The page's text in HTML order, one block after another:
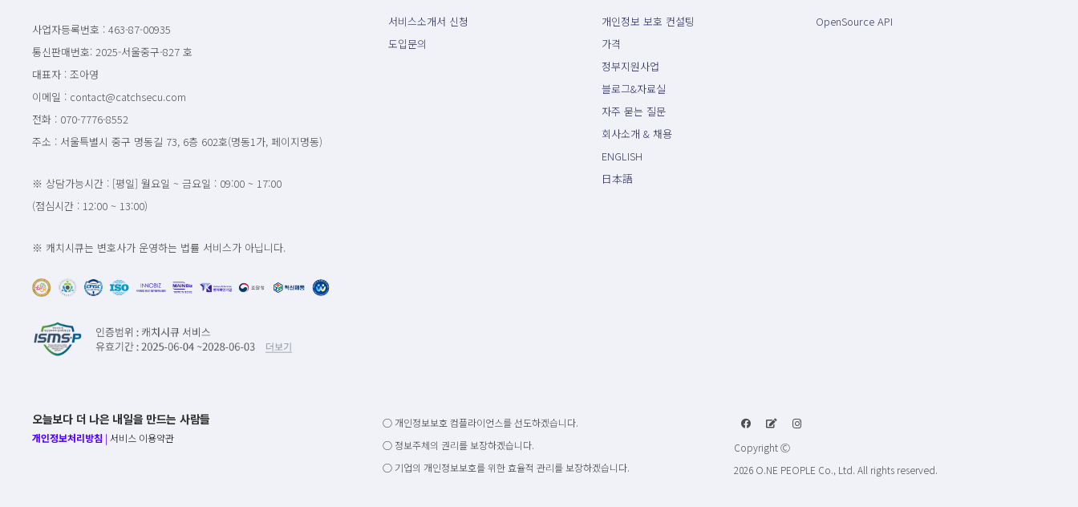
사업자등록번호 : 463-87-00935
통신판매번호: 2025-서울중구-827 호
대표자 : 조아영
이메일 : contact@catchsecu.com
전화 : 070-7776-8552
주소 : 서울특별시 중구 명동길 73, 6층 602호(명동1가, 페이지명동)
※ 상담가능시간 : [평일] 월요일 ~ 금요일 : 09:00 ~ 17:00
(점심시간 : 12:00 ~ 13:00)
※ 캐치시큐는 변호사가 운영하는 법률 서비스가 아닙니다.
서비스소개서 신청
도입문의
개인정보 보호 컨설팅
가격
정부지원사업
블로그&자료실
자주 묻는 질문
회사소개 & 채용
ENGLISH
日本語
OpenSource API
오늘보다 더 나은 내일을 만드는 사람들
개인정보처리방침 | 서비스 이용약관
○ 개인정보보호 컴플라이언스를 선도하겠습니다.
○ 정보주체의 권리를 보장하겠습니다.
○ 기업의 개인정보보호를 위한 효율적 관리를 보장하겠습니다.
Copyright Ⓒ
2026 O.NE PEOPLE Co., Ltd. All rights reserved.